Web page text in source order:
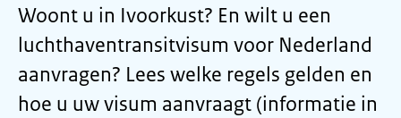
Woont u in Ivoorkust? En wilt u een
luchthaventransitvisum voor Nederland
aanvragen? Lees welke regels gelden en
hoe u uw visum aanvraagt (informatie in